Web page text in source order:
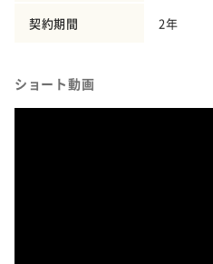
契約期間 2年
ショート動画